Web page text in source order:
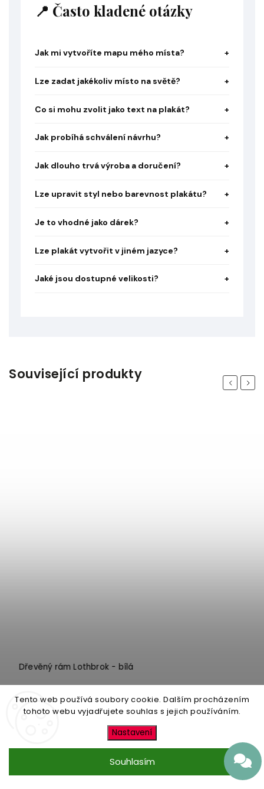
Tento web používá soubory cookie. Dalším procházením
tohoto webu vyjadřujete souhlas s jejich používáním.
Nastavení
Souhlasím
📍 Často kladené otázky
Jak mi vytvoříte mapu mého místa?
Lze zadat jakékoliv místo na světě?
Co si mohu zvolit jako text na plakát?
Jak probíhá schválení návrhu?
Jak dlouho trvá výroba a doručení?
Lze upravit styl nebo barevnost plakátu?
Je to vhodné jako dárek?
Lze plakát vytvořit v jiném jazyce?
Jaké jsou dostupné velikosti?
Související produkty Previous
Dřevěný rám Lothbrok - bílá
od299 Kč
Next